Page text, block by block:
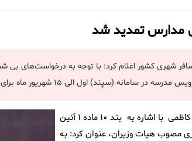
مدارس تمدید شد
شهری کشور اعلام کرد: با توجه به درخواست‌های بی
اول الی ۱۵ شهریور ماه برای سال تحصیلی ۱۴۰۵-۱۴۰۴ می‌باشد.
، مسعود کاظمی با اشاره به بند ۱۰ ماده ۱ آئین
مصوب هیات وزیران، عنوان کرد: به